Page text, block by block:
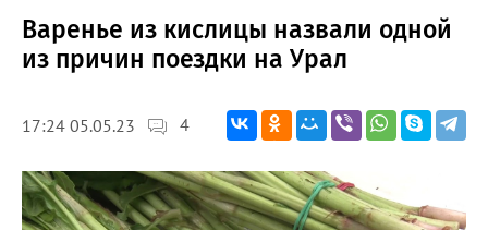
Варенье из кислицы назвали одной
из причин поездки на Урал
17:24 05.05.23 4